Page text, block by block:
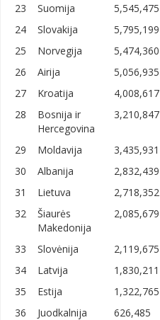
23
Suomija 5,545,475
24
Slovakija 5,795,199
25
Norvegija 5,474,360
26
Airija 5,056,935
27
Kroatija 4,008,617
28
Bosnija ir
Hercegovina
3,210,847
29 Moldavija 3,435,931
30
Albanija 2,832,439
31
Lietuva 2,718,352
32
Šiaurės
Makedonija
2,085,679
33 Slovėnija 2,119,675
34
Latvija 1,830,211
35
Estija 1,322,765
36
Juodkalnija 626,485